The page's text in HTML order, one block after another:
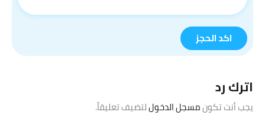
اترك رد
يجب أنت تكونمسجل الدخوللتضيف تعليقاً.